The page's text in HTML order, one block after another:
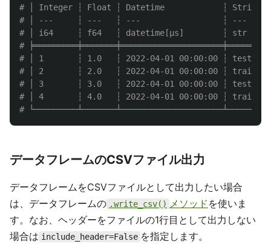
# │ Integer ┆ Float ┆ Datetime            ┆ String │
# │ ---     ┆ ---   ┆ ---                 ┆ ---    │
# │ i64     ┆ f64   ┆ datetime[μs]        ┆ str    │
# ╞═════════╪═══════╪═════════════════════╪════════╡
# │ 1       ┆ 1.0   ┆ 2022-04-01 00:00:00 ┆ test   │
# │ 2       ┆ 2.0   ┆ 2022-04-01 00:00:00 ┆ train  │
# │ 3       ┆ 3.0   ┆ 2022-04-01 00:00:00 ┆ test   │
# │ 4       ┆ 4.0   ┆ 2022-04-01 00:00:00 ┆ train  │
データフレームのCSVファイル出力
データフレームをCSVファイルとして出力したい場合
は、データフレームの .write_csv() メソッド を使いま
す。なお、ヘッダーをファイルの1行目として出力しない
場合は include_header=False を指定します。